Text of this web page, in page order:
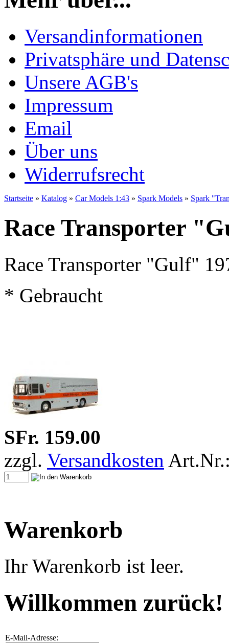
Versandinformationen
Privatsphäre und
Unsere AGB's
Impressum
Email
Über uns
Widerrufsrecht
Startseite » Katalog » Car Models 1:43 » Spark Models » Spark
Race Transporter
Race Transporter "Gulf"
* Gebraucht
SFr. 159.00
zzgl. Versandkosten
Warenkorb
Ihr Warenkorb ist leer.
Willkommen zurück!
E-Mail-Adresse: